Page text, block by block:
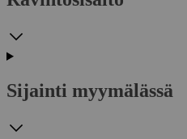
Sijainti myymälässä